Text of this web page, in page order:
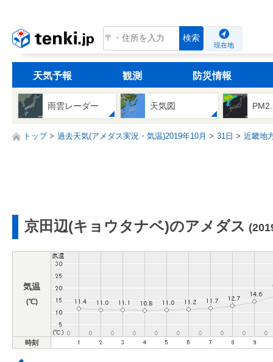
tenki.jp 検索
現在地
天気予報 観測 防災情報
雨雲レーダー 天気図
トップ 過去天気(アメダス実況・気温)2019年10月 31日 近畿地
京田辺(キョウタナベ)のアメダス
気温
(℃)
時刻